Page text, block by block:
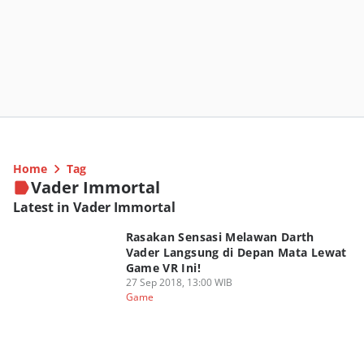
Home Tag
Vader Immortal
Latest in Vader Immortal
Rasakan Sensasi Melawan Darth
Vader Langsung di Depan Mata Lewat
Game VR Ini!
27 Sep 2018, 13:00 WIB
Game